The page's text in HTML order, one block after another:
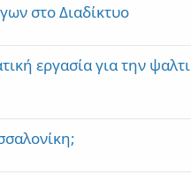
στο Διαδίκτυο
εργασία για την